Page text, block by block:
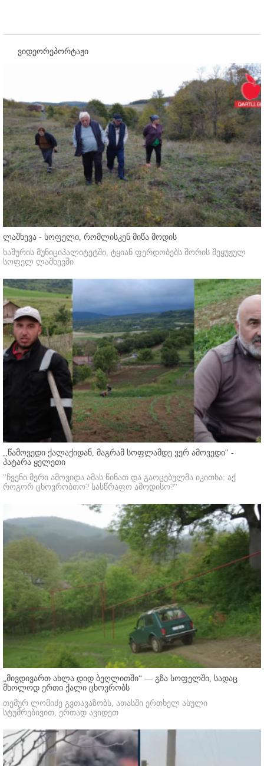
ვიდეორეპორტაჟი
ლაშხევა - სოფელი, რომლისკენ მიწა მოდის
ხაშურის მუნიციპალიტეტში, ტყიან ფერდობებს შორის შეყუჟულ
სოფელ ლაშხევში
,,წამოვედი ქალაქიდან, მაგრამ სოფლამდე ვერ ამოვედი'' -
პატარა ყელეთი
"ჩვენი მერი ამოვიდა ამას წინათ და გაოცებულმა იკითხა: აქ
როგორ ცხოვრობთო? სასწრაფო ამოდისო?"
„მივდივართ ახლა დიდ ბეღლითში“ — გზა სოფელში, სადაც
მხოლოდ ერთი ქალი ცხოვრობს
თემურ ლომიძე გვთავაზობს, ათასში ერთხელ ასული
სტუმრებივით, ერთად ავიდეთ